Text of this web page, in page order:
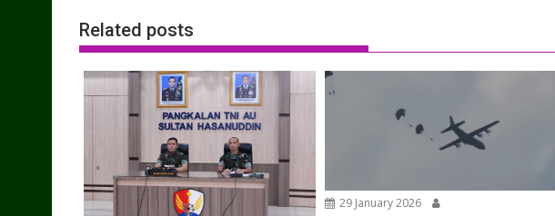
Related posts
29 January 2026